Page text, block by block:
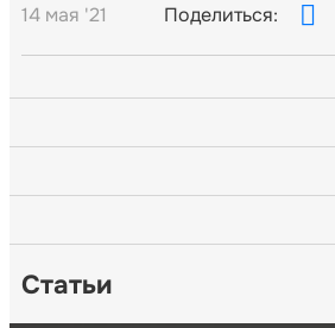
14 мая '21 Поделиться:
Статьи